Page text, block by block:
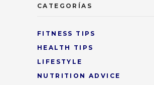
CATEGORÍAS
FITNESS TIPS
HEALTH TIPS
LIFESTYLE
NUTRITION ADVICE